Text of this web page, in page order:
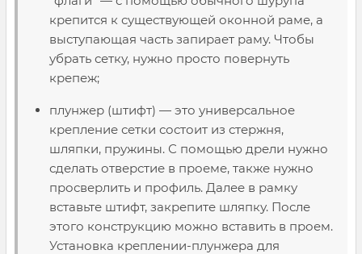
крепится к существующей оконной раме, а
выступающая часть запирает раму. Чтобы
убрать сетку, нужно просто повернуть
крепеж;
плунжер (штифт) — это универсальное
крепление сетки состоит из стержня,
шляпки, пружины. С помощью дрели нужно
сделать отверстие в проеме, также нужно
просверлить и профиль. Далее в рамку
вставьте штифт, закрепите шляпку. После
этого конструкцию можно вставить в проем.
Установка креплении-плунжера для